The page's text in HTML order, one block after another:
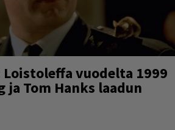
Loistoleffa vuodelta 1999
ja Tom Hanks laadun